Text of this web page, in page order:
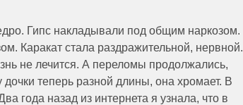
Гипс накладывали под общим наркозом.
Каракат стала раздражительной, нервной.
не лечится. А переломы продолжались,
теперь разной длины, она хромает. В
года назад из интернета я узнала, что в